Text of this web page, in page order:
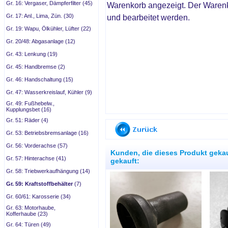
Gr. 16: Vergaser, Dämpferfilter (45)
Gr. 17: Anl., Lima, Zün. (30)
Gr. 19: Wapu, Ölkühler, Lüfter (22)
Gr. 20/48: Abgasanlage (12)
Gr. 43: Lenkung (19)
Gr. 45: Handbremse (2)
Gr. 46: Handschaltung (15)
Gr. 47: Wasserkreislauf, Kühler (9)
Gr. 49: Fußhebelw.,
Kupplungsbet (16)
Gr. 51: Räder (4)
Gr. 53: Betriebsbremsanlage (16)
Gr. 56: Vorderachse (57)
Gr. 57: Hinterachse (41)
Gr. 58: Triebwerkaufhängung (14)
Gr. 59: Kraftstoffbehälter(7)
Gr. 60/61: Karosserie (34)
Gr. 63: Motorhaube,
Kofferhaube (23)
Gr. 64: Türen (49)
Warenkorb angezeigt. Der
und bearbeitet werden.
Kunden, die dieses Produkt
gekauft: